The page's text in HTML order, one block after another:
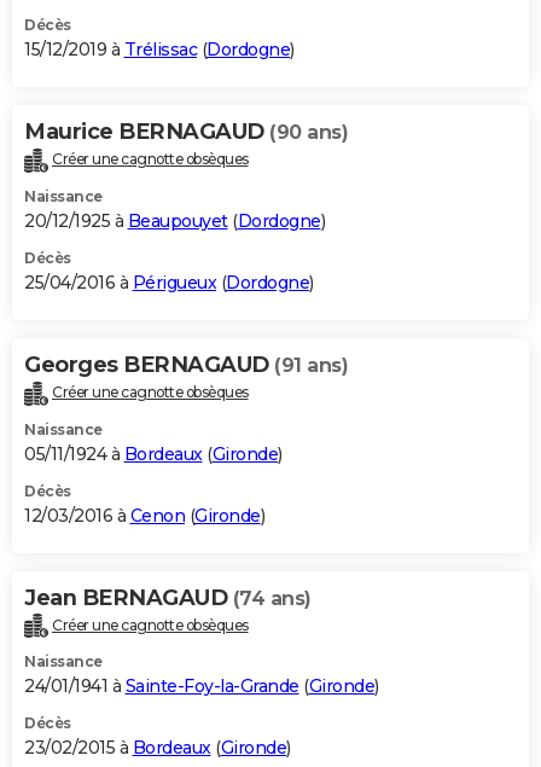
Décès
15/12/2019 à Trélissac(Dordogne)
Maurice BERNAGAUD (90 ans)
Créer une cagnotte obsèques
Naissance
20/12/1925 à Beaupouyet(Dordogne)
Décès
25/04/2016 à Périgueux(Dordogne)
Georges BERNAGAUD (91 ans)
Créer une cagnotte obsèques
Naissance
05/11/1924 à Bordeaux (Gironde)
Décès
12/03/2016 à Cenon (Gironde)
Jean BERNAGAUD (74 ans)
Créer une cagnotte obsèques
Naissance
24/01/1941 à Sainte-Foy-la-Grande (Gironde)
Décès
23/02/2015 à Bordeaux(Gironde)